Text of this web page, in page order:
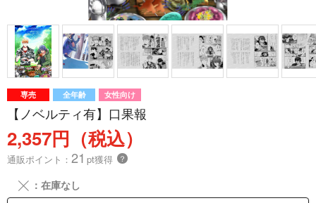
専売 全年齢 女性向け
【ノベルティ有】口果報
2,357円（税込）
通販ポイント： 21 pt獲得 ？
╳ ：在庫なし